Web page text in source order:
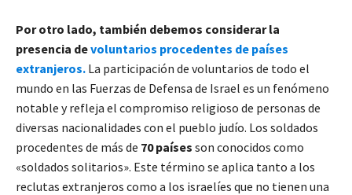
Por otro lado, también debemos considerar la
presencia devoluntarios procedentes de países
extranjeros. La participación de voluntarios de todo el
mundo en las Fuerzas de Defensa de Israel es un fenómeno
notable y refleja el compromiso religioso de personas de
diversas nacionalidades con el pueblo judío. Los soldados
procedentes de más de 70 países son conocidos como
«soldados solitarios». Este término se aplica tanto a los
reclutas extranjeros como a los israelíes que no tienen una